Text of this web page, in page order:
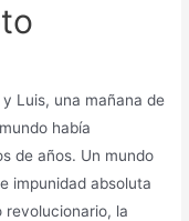
Luis, una mañana de
había
de años. Un mundo
impunidad absoluta
revolucionario, la